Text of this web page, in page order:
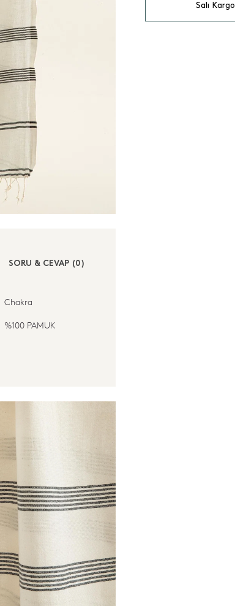
SORU & CEVAP (0)
Chakra
%100 PAMUK
Salı